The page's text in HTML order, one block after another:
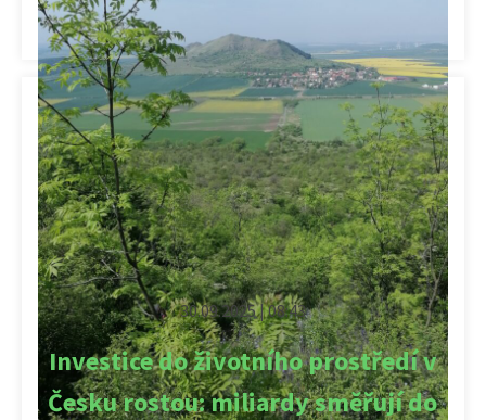
hospodářství, Zahradnictví
30.09.2025 | 08:43
Investice do životního prostředí v
Česku rostou: miliardy směřují do